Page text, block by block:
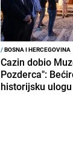
/BOSNA I HERCEGOVINA
Cazin dobio
Pozderca":
historijsku ulogu